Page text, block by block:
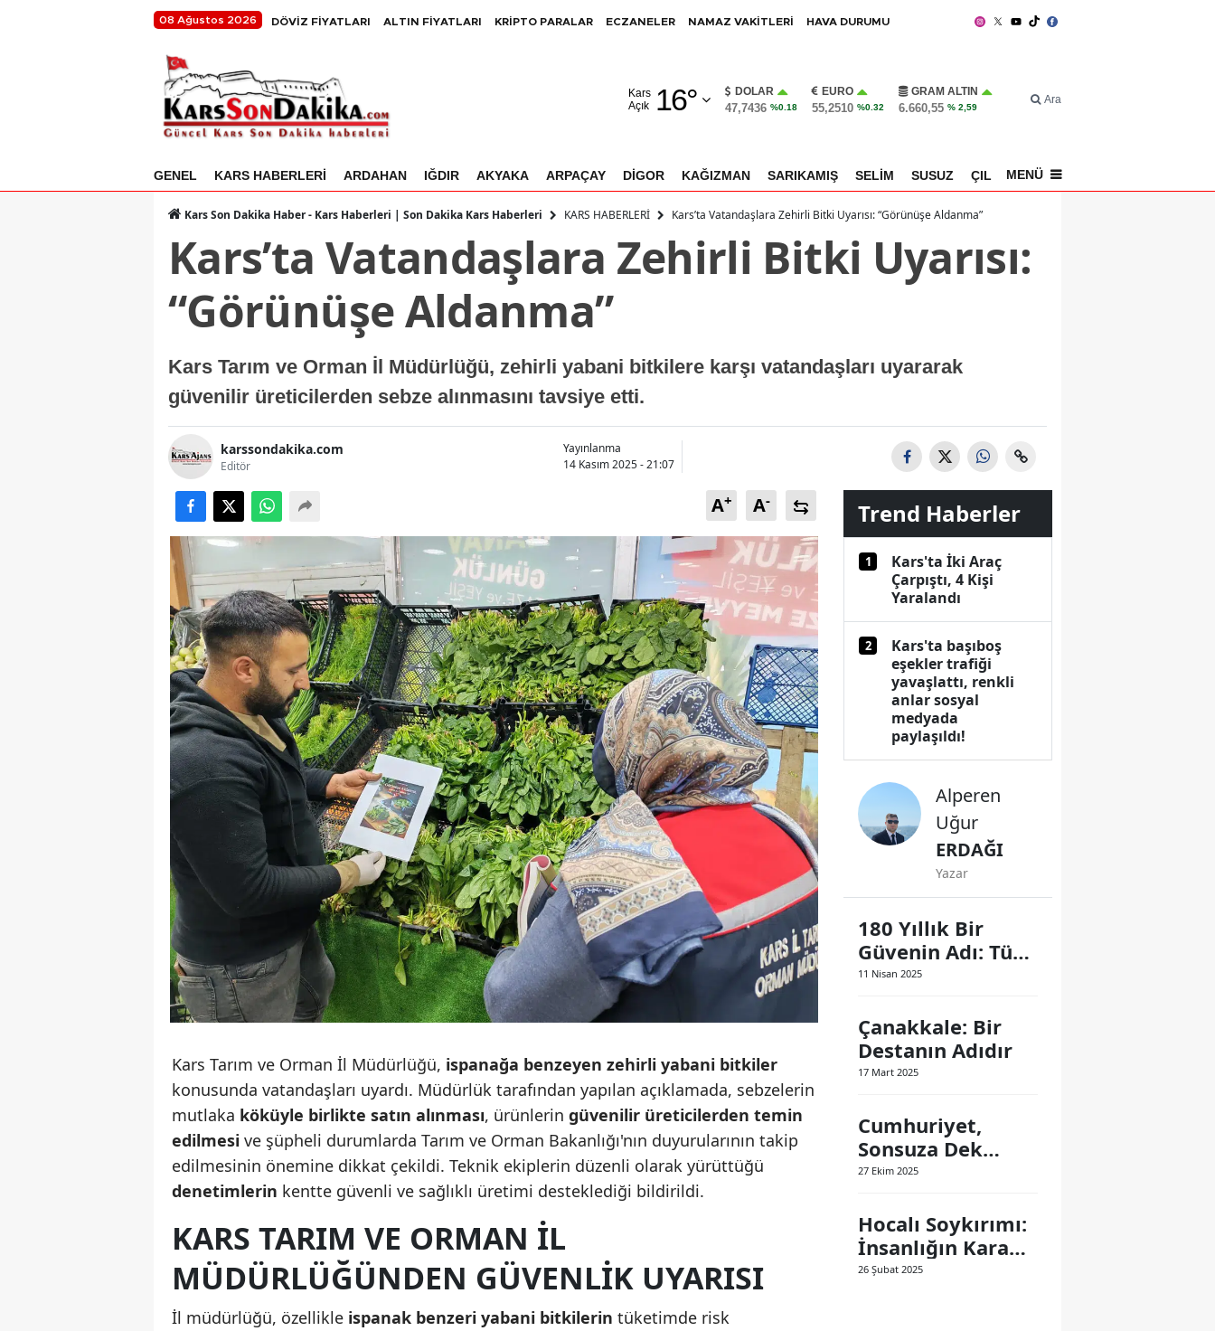
08 Ağustos 2026 DÖVİZ FİYATLARI ALTIN FİYATLARI KRİPTO PARALAR ECZANELER NAMAZ VAKİTLERİ HAVA DURUMU
Kars
Açık
16°
Adıyaman
Ankara
Antalya
Bilecik
Bingöl
Bolu
Burdur
Bursa
Çanakkale
Çankırı
Çorum
Denizli
Diyarbakır
Edirne
Elazığ
Erzincan
Erzurum
Eskişehir
Giresun
Gümüşhane
Hatay
Isparta
İstanbul
İzmir
DOLAR
47,7436 %0.18
EURO
55,2510 %0.32
GRAM ALTIN
6.660,55 % 2,59
Ara
GENEL KARS HABERLERİ ARDAHAN IĞDIR AKYAKA ARPAÇAY DİGOR KAĞIZMAN SARIKAMIŞ SELİM SUSUZ ÇILDIR SPOR
MENÜ
Kars Son Dakika Haber - Kars Haberleri | Son Dakika Kars Haberleri KARS HABERLERİ Kars’ta Vatandaşlara Zehirli Bitki Uyarısı: “Görünüşe Aldanma”
Kars’ta Vatandaşlara Zehirli Bitki Uyarısı:
“Görünüşe Aldanma”
Kars Tarım ve Orman İl Müdürlüğü, zehirli yabani bitkilere karşı vatandaşları uyararak
güvenilir üreticilerden sebze alınmasını tavsiye etti.
karssondakika.com
Editör
Yayınlanma
14 Kasım 2025 - 21:07
A+ A-
Kars Tarım ve Orman İl Müdürlüğü, ispanağa benzeyen zehirli yabani bitkiler
konusunda vatandaşları uyardı. Müdürlük tarafından yapılan açıklamada, sebzelerin
mutlaka köküyle birlikte satın alınması, ürünlerin güvenilir üreticilerden temin
edilmesi ve şüpheli durumlarda Tarım ve Orman Bakanlığı'nın duyurularının takip
edilmesinin önemine dikkat çekildi. Teknik ekiplerin düzenli olarak yürüttüğü
denetimlerin kentte güvenli ve sağlıklı üretimi desteklediği bildirildi.
KARS TARIM VE ORMAN İL
MÜDÜRLÜĞÜNDEN GÜVENLIK UYARISI
İl müdürlüğü, özellikle ispanak benzeri yabani bitkilerin tüketimde risk
Trend Haberler
1
Kars'ta İki Araç
Çarpıştı, 4 Kişi
Yaralandı
2
Kars'ta başıboş
eşekler trafiği
yavaşlattı, renkli
anlar sosyal
medyada
paylaşıldı!
Alperen
Uğur
ERDAĞI
Yazar
180 Yıllık Bir
Güvenin Adı: Türk
Polis Teşkilatı
11 Nisan 2025
Çanakkale: Bir
Destanın Adıdır
17 Mart 2025
Cumhuriyet,
Sonsuza Dek
Yaşayacak
27 Ekim 2025
Hocalı Soykırımı:
İnsanlığın Kara
Lekesi
26 Şubat 2025